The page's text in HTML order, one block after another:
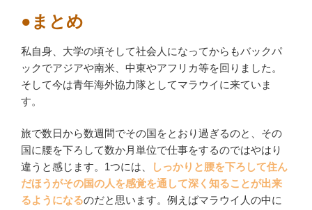
●まとめ
私自身、大学の頃そして社会人になってからもバックパ
ックでアジアや南米、中東やアフリカ等を回りました。
そして今は青年海外協力隊としてマラウイに来ていま
す。
旅で数日から数週間でその国をとおり過ぎるのと、その
国に腰を下ろして数か月単位で仕事をするのではやはり
違うと感じます。1つには、
しっかりと腰を下ろして住ん
だほうがその国の人を感覚を通して深く知ることが出来
るようになるのだと思います。例えばマラウイ人の中に